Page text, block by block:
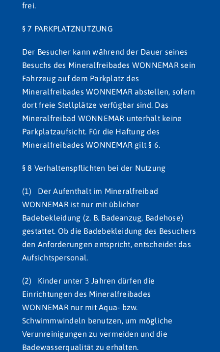
frei.
§ 7 PARKPLATZNUTZUNG
Der Besucher kann während der Dauer seines
Besuchs des Mineralfreibades WONNEMAR sein
Fahrzeug auf dem Parkplatz des
Mineralfreibades WONNEMAR abstellen, sofern
dort freie Stellplätze verfügbar sind. Das
Mineralfreibad WONNEMAR unterhält keine
Parkplatzaufsicht. Für die Haftung des
Mineralfreibades WONNEMAR gilt § 6.
§ 8 Verhaltenspflichten bei der Nutzung
(1) Der Aufenthalt im Mineralfreibad
WONNEMAR ist nur mit üblicher
Badebekleidung (z. B. Badeanzug, Badehose)
gestattet. Ob die Badebekleidung des Besuchers
den Anforderungen entspricht, entscheidet das
Aufsichtspersonal.
(2) Kinder unter 3 Jahren dürfen die
Einrichtungen des Mineralfreibades
WONNEMAR nur mit Aqua- bzw.
Schwimmwindeln benutzen, um mögliche
Verunreinigungen zu vermeiden und die
Badewasserqualität zu erhalten.